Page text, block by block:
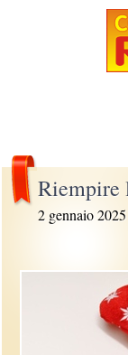
Riempire
2 gennaio 2025